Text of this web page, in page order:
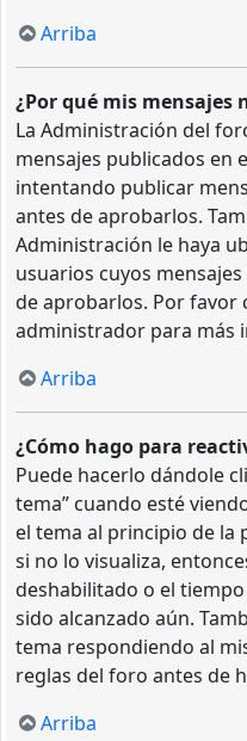
Arriba
¿Por qué mis mensajes
La Administración del
mensajes publicados en
intentando publicar
antes de aprobarlos.
Administración le haya
usuarios cuyos
de aprobarlos. Por favor
administrador para más
Arriba
¿Cómo hago para
Puede hacerlo dándole
tema” cuando esté
el tema al principio de la
si no lo visualiza,
deshabilitado o el
sido alcanzado aún.
tema respondiendo al
reglas del foro antes de
Arriba